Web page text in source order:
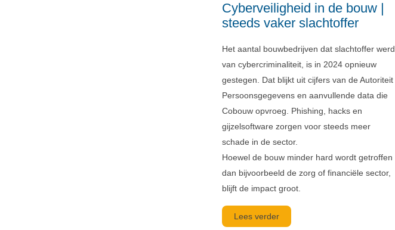
Cyberveiligheid in de bouw |
steeds vaker slachtoffer
Het aantal bouwbedrijven dat slachtoffer werd
van cybercriminaliteit, is in 2024 opnieuw
gestegen. Dat blijkt uit cijfers van de Autoriteit
Persoonsgegevens en aanvullende data die
Cobouw opvroeg. Phishing, hacks en
gijzelsoftware zorgen voor steeds meer
schade in de sector.
Hoewel de bouw minder hard wordt getroffen
dan bijvoorbeeld de zorg of financiële sector,
blijft de impact groot.
Lees verder